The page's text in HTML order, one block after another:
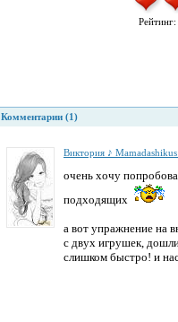
Комментарии (1)
Виктория ♪
очень хочу
подходящих
а вот упражнение на
с двух игрушек,
слишком быстро! и